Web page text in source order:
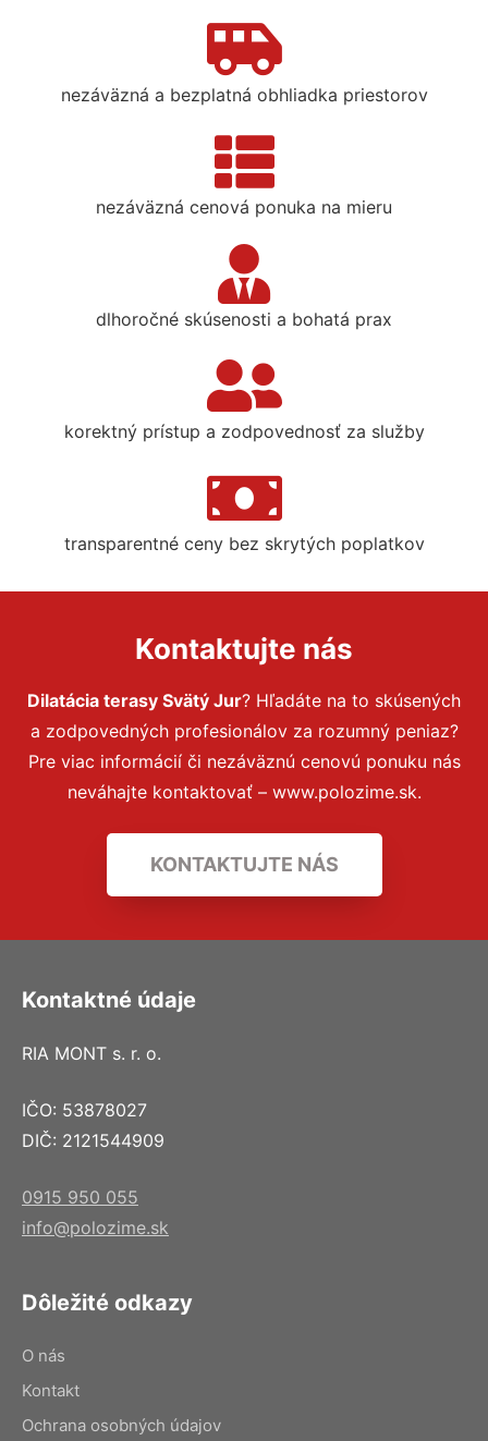
nezáväzná a bezplatná obhliadka priestorov
nezáväzná cenová ponuka na mieru
dlhoročné skúsenosti a bohatá prax
korektný prístup a zodpovednosť za služby
transparentné ceny bez skrytých poplatkov
Kontaktujte nás
Dilatácia terasy Svätý Jur? Hľadáte na to skúsených
a zodpovedných profesionálov za rozumný peniaz?
Pre viac informácií či nezáväznú cenovú ponuku nás
neváhajte kontaktovať – www.polozime.sk.
KONTAKTUJTE NÁS
Kontaktné údaje
RIA MONT s. r. o.
IČO: 53878027
DIČ: 2121544909
0915 950 055
info@polozime.sk
Dôležité odkazy
O nás
Kontakt
Ochrana osobných údajov